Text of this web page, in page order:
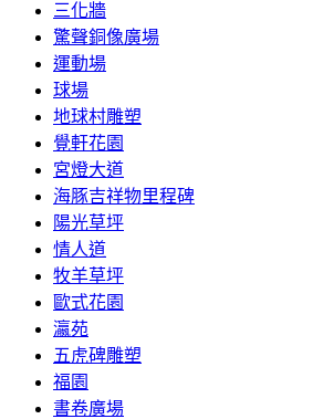
三化牆
驚聲銅像廣場
運動場
球場
地球村雕塑
覺軒花園
宮燈大道
海豚吉祥物里程碑
陽光草坪
情人道
牧羊草坪
歐式花園
瀛苑
五虎碑雕塑
福園
書卷廣場